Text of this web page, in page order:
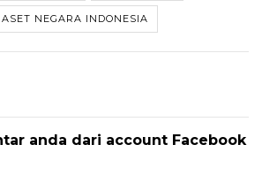
ASET NEGARA INDONESIA
anda dari account Facebook